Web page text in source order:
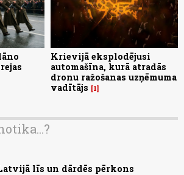
Krievijā eksplodējusi
automašīna, kurā atradās
dronu ražošanas uzņēmuma
vadītājs
1
līs un dārdēs pērkons